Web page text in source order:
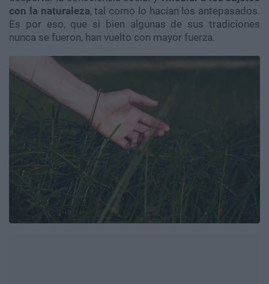
con la naturaleza, tal como lo hacían los antepasados.
Es por eso, que si bien algunas de sus tradiciones
nunca se fueron, han vuelto con mayor fuerza.